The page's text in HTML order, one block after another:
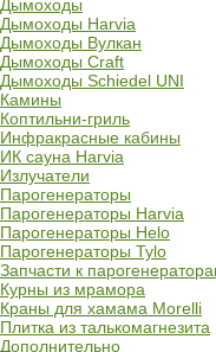
Дымоходы
Дымоходы Harvia
Дымоходы Вулкан
Дымоходы Craft
Дымоходы Schiedel UNI
Камины
Коптильни-гриль
Инфракрасные кабины
ИК сауна Harvia
Излучатели
Парогенераторы
Парогенераторы Harvia
Парогенераторы Helo
Парогенераторы Tylo
Запчасти к
Курны из мрамора
Краны для хамама Morelli
Плитка из талькомагнезита
Дополнительно